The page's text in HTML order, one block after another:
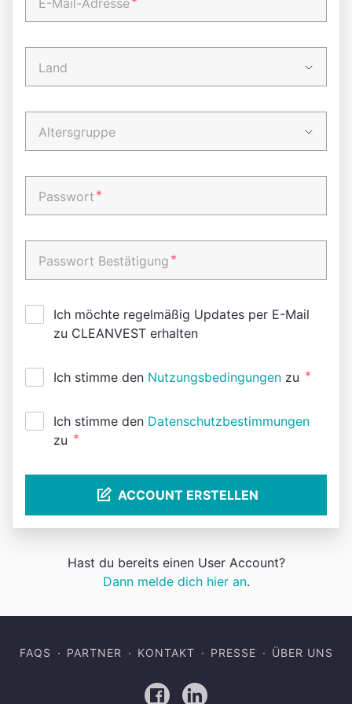
E-Mail-Adresse
Land
Altersgruppe
Passwort *
Passwort Bestätigung *
Ich möchte regelmäßig Updates per E-Mail
zu CLEANVEST erhalten
Ich stimme den Nutzungsbedingungen zu *
Ich stimme den Datenschutzbestimmungen
zu *
ACCOUNT ERSTELLEN
Hast du bereits einen User Account?
Dann melde dich hier an.
FAQS PARTNER KONTAKT PRESSE ÜBER UNS